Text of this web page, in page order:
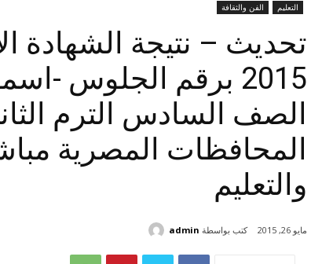
التعليم الفن والثقافة
تحديث – نتيجة الشهادة
2015 برقم الجلوس -
الصف السادس الترم
المحافظات المصرية
والتعليم
مايو 26, 2015 كتب بواسطة admin